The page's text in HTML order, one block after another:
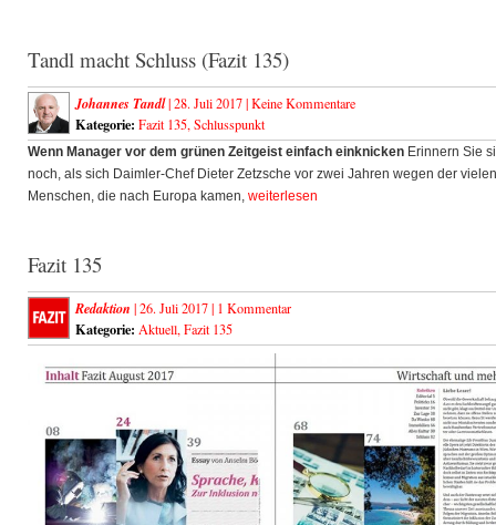
Tandl macht Schluss (Fazit 135)
Johannes Tandl| 28. Juli 2017 |Keine Kommentare
Kategorie: Fazit 135, Schlusspunkt
Wenn Manager vor dem grünen Zeitgeist einfach einknicken Erinnern Sie
noch, als sich Daimler-Chef Dieter Zetzsche vor zwei Jahren wegen der vielen
Menschen, die nach Europa kamen, weiterlesen
Fazit 135
Redaktion | 26. Juli 2017 | 1 Kommentar
Kategorie: Aktuell, Fazit 135